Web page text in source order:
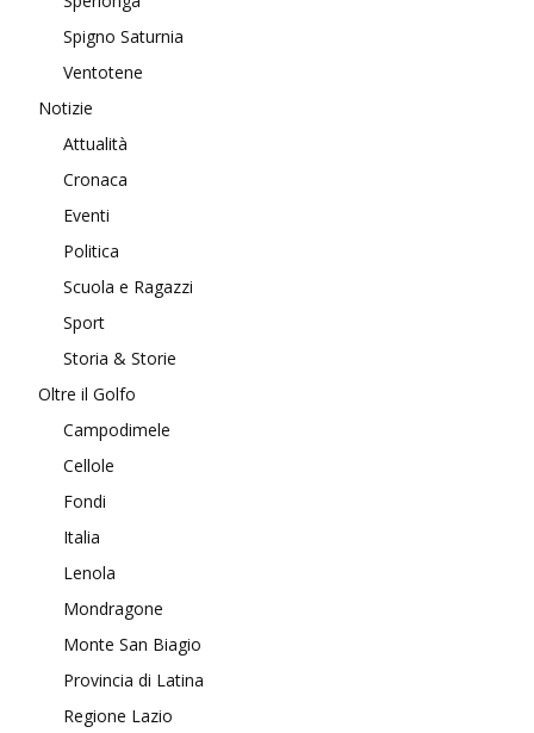
Spigno Saturnia
Ventotene
Notizie
Attualità
Cronaca
Eventi
Politica
Scuola e Ragazzi
Sport
Storia & Storie
Oltre il Golfo
Campodimele
Cellole
Fondi
Italia
Lenola
Mondragone
Monte San Biagio
Provincia di Latina
Regione Lazio